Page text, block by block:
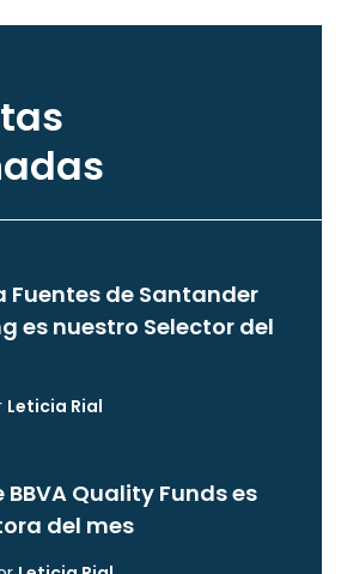
Fuentes de Santander
es nuestro Selector del
Leticia Rial
Quality Funds es
del mes